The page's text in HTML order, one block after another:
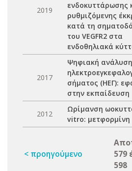
2019
ενδοκυττάρωσης
ρυθμιζόμενης
κατά τη
του VEGFR2 στα
ενδοθηλιακά
2017
Ψηφιακή ανάλυση
σήματος (ΗΕΓ):
στην εκπαίδευση
2012
Ωρίμανση
vitro: μετφορμίνη
< προηγούμενο
579
598